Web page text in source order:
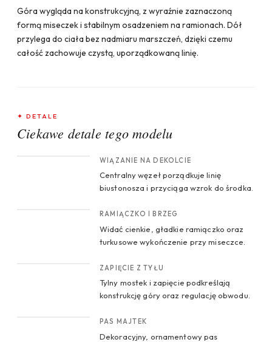
Góra wygląda na konstrukcyjną, z wyraźnie zaznaczoną
formą miseczek i stabilnym osadzeniem na ramionach. Dół
przylega do ciała bez nadmiaru marszczeń, dzięki czemu
całość zachowuje czystą, uporządkowaną linię.
✦ DETALE
Ciekawe detale tego modelu
WIĄZANIE NA DEKOLCIE
Centralny węzeł porządkuje linię
biustonosza i przyciąga wzrok do środka.
RAMIĄCZKO I BRZEG
Widać cienkie, gładkie ramiączko oraz
turkusowe wykończenie przy miseczce.
ZAPIĘCIE Z TYŁU
Tylny mostek i zapięcie podkreślają
konstrukcję góry oraz regulację obwodu.
PAS MAJTEK
Dekoracyjny, ornamentowy pas